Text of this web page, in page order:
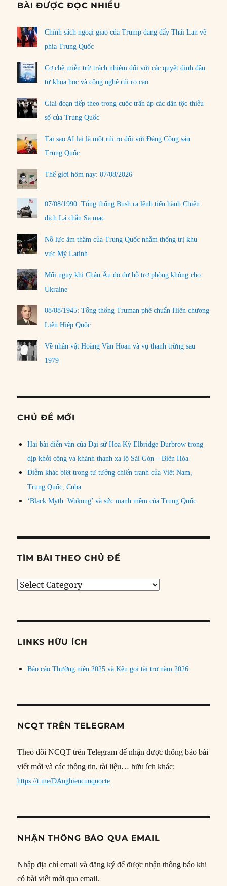
BÀI ĐƯỢC ĐỌC NHIỀU
Chính sách ngoại giao của Trump đang đẩy Thái Lan về
phía Trung Quốc
Cơ chế miễn trừ trách nhiệm đối với các quyết định đầu
tư khoa học và công nghệ rủi ro cao
Giai đoạn tiếp theo trong cuộc trấn áp các dân tộc thiểu
số của Trung Quốc
Tại sao AI lại là một rủi ro đối với Đảng Cộng sản
Trung Quốc
Thế giới hôm nay: 07/08/2026
07/08/1990: Tổng thống Bush ra lệnh tiến hành Chiến
dịch Lá chắn Sa mạc
Nỗ lực âm thầm của Trung Quốc nhằm thống trị khu
vực Mỹ Latinh
Mối nguy khi Châu Âu do dự hỗ trợ phòng không cho
Ukraine
08/08/1945: Tổng thống Truman phê chuẩn Hiến chương
Liên Hiệp Quốc
Về nhân vật Hoàng Văn Hoan và vụ thanh trừng sau
1979
CHỦ ĐỀ MỚI
Hai bài diễn văn của Đại sứ Hoa Kỳ Elbridge Durbrow trong
dịp khởi công và khánh thành xa lộ Sài Gòn – Biên Hòa
Điểm khác biệt trong tư tưởng chiến tranh của Việt Nam,
Trung Quốc, Cuba
‘Black Myth: Wukong’ và sức mạnh mềm của Trung Quốc
TÌM BÀI THEO CHỦ ĐỀ
Tìm
đề
LINKS HỮU ÍCH
Báo cáo Thường niên 2025 và Kêu gọi tài trợ năm 2026
NCQT TRÊN TELEGRAM
Theo dõi NCQT trên Telegram để nhận được thông báo bài
viết mới và các thông tin, tài liệu… hữu ích khác:
https://t.me/DAnghiencuuquocte
NHẬN THÔNG BÁO QUA EMAIL
Nhập địa chỉ email và đăng ký để được nhận thông báo khi
có bài viết mới qua email.